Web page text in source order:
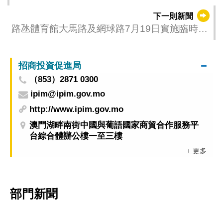
下一則新聞
路氹體育館大馬路及網球路7月19日實施臨時封
招商投資促進局
（853）2871 0300
ipim@ipim.gov.mo
http://www.ipim.gov.mo
澳門湖畔南街中國與葡語國家商貿合作服務平
台綜合體辦公樓一至三樓
+ 更多
部門新聞